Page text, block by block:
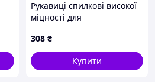
Рукавиці спилкові високої
міцності для
858X2554MH
308 ₴
Купити